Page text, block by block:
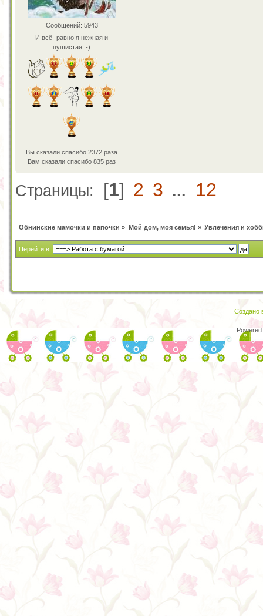
Сообщений: 5943
И всё -равно я нежная и
пушистая :-)
Вы сказали спасибо 2372 раза
Вам сказали спасибо 835 раз
Страницы: [1] 2 3 ... 12
Обнинские мамочки и папочки » Мой дом, моя семья! » Увлечения и
Перейти в:
Создано